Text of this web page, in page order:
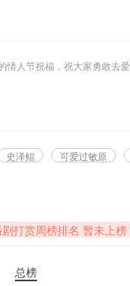
人节祝福，祝大家勇敢去
er
的酒葫芦、十小六@有钱死勒
菲
史泽鲲 可爱过敏原
打赏周榜排名 暂未上榜
总榜